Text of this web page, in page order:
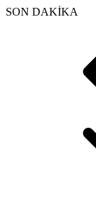
SON DAKİKA